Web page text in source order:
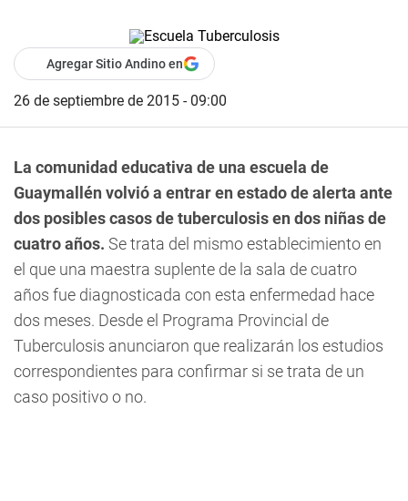
Agregar Sitio Andino en
26 de septiembre de 2015 - 09:00
La comunidad educativa de una escuela de
Guaymallén volvió a entrar en estado de alerta ante
dos posibles casos de tuberculosis en dos niñas de
cuatro años. Se trata del mismo establecimiento en
el que una maestra suplente de la sala de cuatro
años fue diagnosticada con esta enfermedad hace
dos meses. Desde el Programa Provincial de
Tuberculosis anunciaron que realizarán los estudios
correspondientes para confirmar si se trata de un
caso positivo o no.